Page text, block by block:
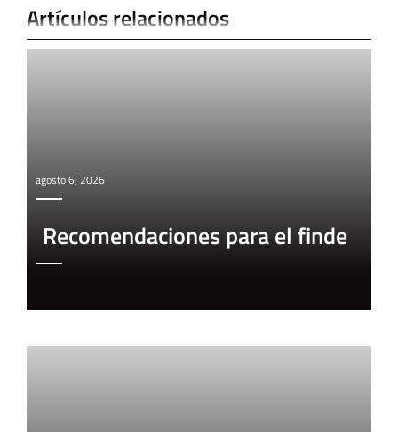
Artículos relacionados
agosto 6, 2026
Recomendaciones para el finde